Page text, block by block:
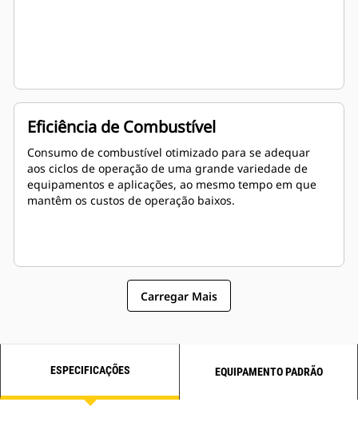
Eficiência de Combustível
Consumo de combustível otimizado para se adequar
aos ciclos de operação de uma grande variedade de
equipamentos e aplicações, ao mesmo tempo em que
mantêm os custos de operação baixos.
Carregar Mais
ESPECIFICAÇÕES EQUIPAMENTO PADRÃO